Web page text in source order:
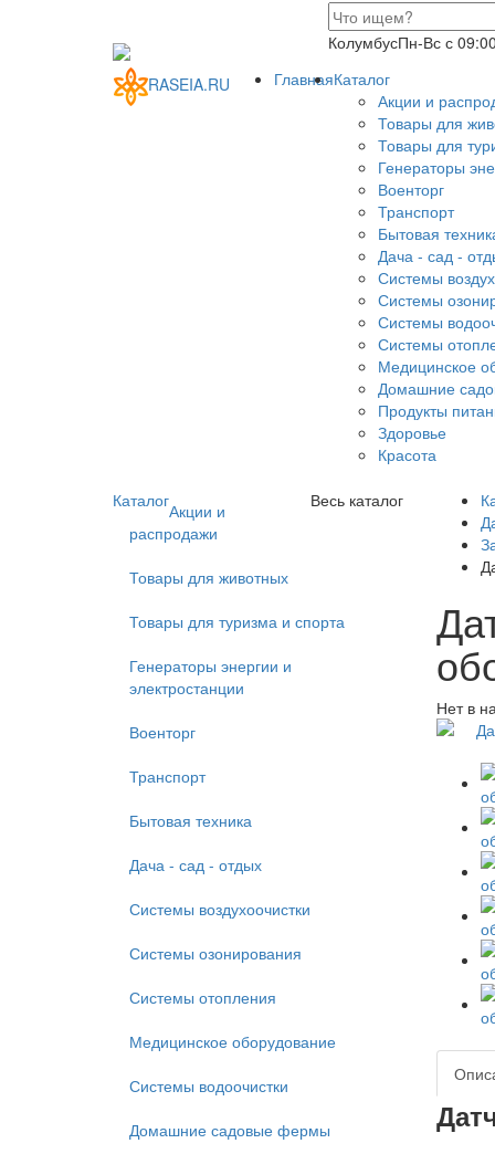
КолумбусПн-Вс с
RASEIA.RU ГлавнаяКаталог
Акции и
Товары для
Товары для
Генераторы
Военторг
Транспорт
Бытовая
Дача - сад -
Системы
Системы
Системы
Системы
Медицинское
Домашние
Продукты
Здоровье
Красота
Каталог Весь каталог
Акции и
распродажи
Товары для животных
Товары для туризма и спорта
Генераторы энергии и
электростанции
Военторг
Транспорт
Бытовая техника
Дача - сад - отдых
Системы воздухоочистки
Системы озонирования
Системы отопления
Медицинское оборудование
Системы водоочистки
Домашние садовые фермы
Нет в